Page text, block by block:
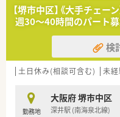
■調剤併設型だけでな
地内薬局」「訪問調剤
ます
■在宅医療にも積極的
50店舗以上、無菌調
■「プラチナくるみん
法人部門）認定」等を
■充実した研修制度、
があるのも特徴です
【堺市中区】《大手チェー
週30～40時間のパート
検
土日休み(相談可含む) 未
勤務地
大阪府 堺市中区
深井駅 (南海泉北線)